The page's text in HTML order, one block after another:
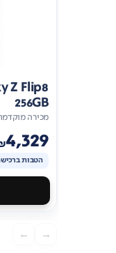
Z Flip8
256GB
מכירה
4,329
הטבות
ברכישה*
→
←